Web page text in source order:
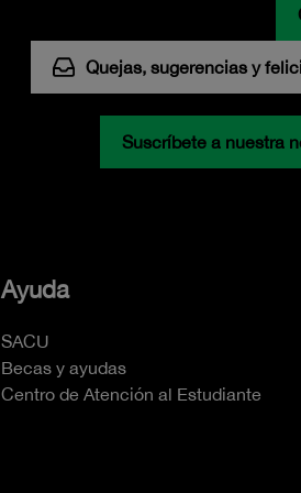
Quejas, sugerencias y
Suscríbete a nuestra
Ayuda
SACU
Becas y ayudas
Centro de Atención al Estudiante